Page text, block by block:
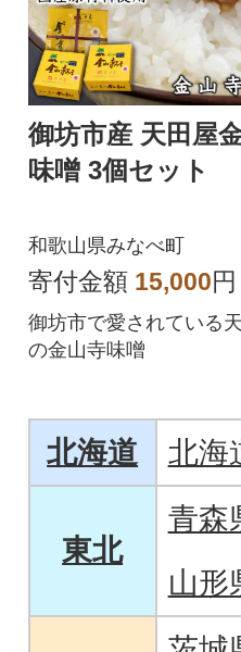
御坊市産 天田屋
味噌 3個セット
和歌山県みなべ町
寄付金額 15,000円
御坊市で愛されている
の金山寺味噌
北海道 北海
東北
青森
山形